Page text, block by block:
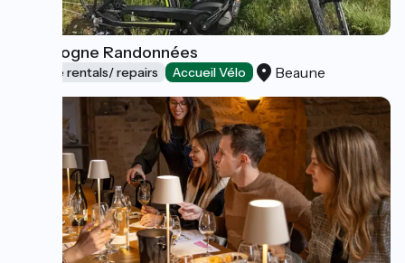
Bourgogne Randonnées
Bicycle rentals/ repairs Accueil Vélo Beaune